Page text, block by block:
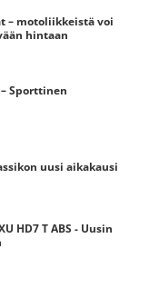
– motoliikkeistä voi
hintaan
Sporttinen
uusi aikakausi
HD7 T ABS - Uusin